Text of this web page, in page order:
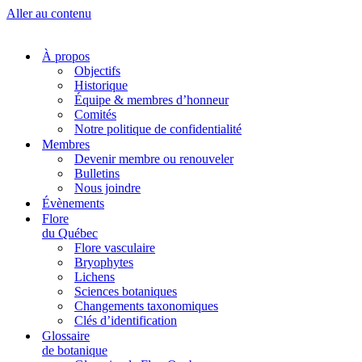
Aller au contenu
À propos
Objectifs
Historique
Équipe & membres d’honneur
Comités
Notre politique de confidentialité
Membres
Devenir membre ou renouveler
Bulletins
Nous joindre
Évènements
Flore
du Québec
Flore vasculaire
Bryophytes
Lichens
Sciences botaniques
Changements taxonomiques
Clés d’identification
Glossaire
de botanique